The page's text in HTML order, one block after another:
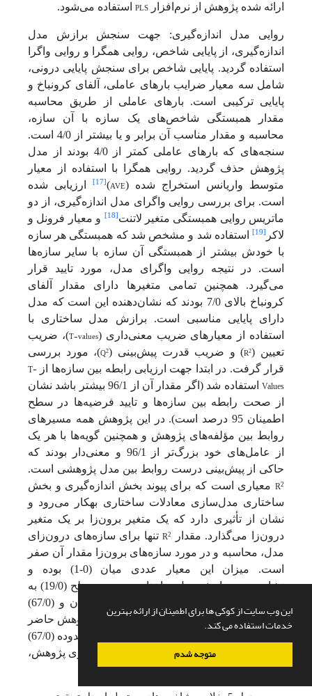
این وب سایت از کوکی ها برای اطمینان از ارائه بهترین
خدمات استفاده می کند.
متوجه شدم
ارائه شده پژوهش از نرم‌افزار PLS استفاده می‌شود.
روایی مدل اندازه‌گیری: جهت سنجش برازش مدل
اندازه‌گیری، از پایایی شاخص، روایی همگرا و روایی واگرا
استفاده گردید. پایایی شاخص برای سنجش پایایی درونی،
شامل سه معیار ضرایب بارهای عاملی، آلفای کرونباخ و
پایایی ترکیبی است. بارهای عاملی از طریق محاسبه
مقدار همبستگی شاخص‌های یک سازه با آن سازه،
محاسبه و مقدار مناسب آن برابر و یا بیشتر از 4/0 است.
سنجه‌های که بارهای عاملی کمتر از 4/0 بودند از مدل
پژوهش حذف گردید. روایی همگرا با استفاده از معیار
متوسط واریانس استخراج شده (AVE
)
[17]
ارزیابی شده
است. برای بررسی روایی واگرای مدل اندازهگیری، از دو
ماتریس روایی همبستگی متغیر لاتنت [18]
و معیار فرونل و
لاکر
[19]
استفاده شد و مشخص شد که همبستگی هر سازه
با خودش بیشتر از همبستگی آن سازه با سایر سازه‌ها
است. در نتیجه روایی واگرای مدل، مورد تایید قرار
می‌گیرد. همچنین تمامی متغیرها دارای مقدار آلفای
کرونباخ بالای 7/0 بودند که نشان‌دهنده این است که مدل
دارای پایایی مناسبی است. برازش مدل ساختاری با
استفاده از معیارهای ضریب معنی‌داری (T-values)، ضریب
تعیین ( R2 ) و ضریب قدرت پیش‌بینی ( Q2 )، مورد بررسی
قرار گرفت. در ابتدا جهت ارزیابی رابطه بین سازه‌ها از T-
Values
استفاده شد (اگر مقدار آن از 96/1 بیشتر باشد نشان
از صحت رابطه بین سازه‌ها و تایید فرضیه‌ها در سطح
اطمینان 95 درصد است). در این پژوهش همه مسیرهای
روابط بین مؤلفه‌های پژوهش و همچنین گویه‌ها با هر یک
از عامل‌های خود بزرگ‌تر از 96/1 و معنی‌دار بودند که
حاکی از پیش‌بینی درست روابط بین مدل پژوهشی است.
R2
معیاری است که برای پیوند بخش اندازه‌گیری و بخش
ساختاری مدل‌سازی معادلات ساختاری به­کار می‌رود و
نشان از تأثیری دارد که یک متغیر برون‌زا بر یک متغیر
درون‌زا می‌گذارد. مقدار
R2 تنها برای سازه‌های درون‌زای
مدل، محاسبه و در مورد سازه‌های برون‌زا مقدار آن صفر
است. میزان این معیار عددی میان (0-1) بوده و
نشان‌دهنده برازش مدل ساختاری در سه سطح (19/0) به
معنی ضعیف، (33/0) نشان‌دهنده متوسط بودن و (67/0)
برای نشان دادن قوی بودن متغیر است. در پژوهش حاضر
تمامی متغیرها بالاتر از سطح متوسط و در محدوده (67/0)
یا بالاتر از آن بود که نشان می‌دهد مدل ساختاری پژوهش،
برازش مطلوبی دارد (جدول 5).